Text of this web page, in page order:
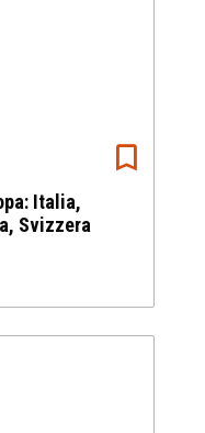
Italia,
Svizzera